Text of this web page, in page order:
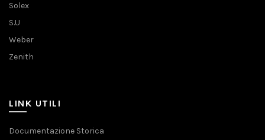
Solex
S.U
Weber
Zenith
LINK UTILI
Documentazione Storica